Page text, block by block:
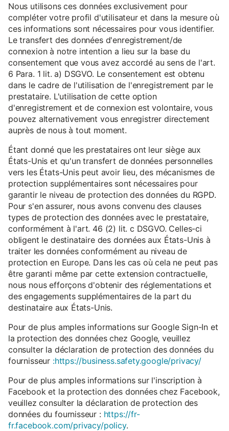
Nous utilisons ces données exclusivement pour
compléter votre profil d'utilisateur et dans la mesure où
ces informations sont nécessaires pour vous identifier.
Le transfert des données d'enregistrement/de
connexion à notre intention a lieu sur la base du
consentement que vous avez accordé au sens de l'art.
6 Para. 1 lit. a) DSGVO. Le consentement est obtenu
dans le cadre de l'utilisation de l'enregistrement par le
prestataire. L'utilisation de cette option
d'enregistrement et de connexion est volontaire, vous
pouvez alternativement vous enregistrer directement
auprès de nous à tout moment.
Étant donné que les prestataires ont leur siège aux
États-Unis et qu'un transfert de données personnelles
vers les États-Unis peut avoir lieu, des mécanismes de
protection supplémentaires sont nécessaires pour
garantir le niveau de protection des données du RGPD.
Pour s'en assurer, nous avons convenu des clauses
types de protection des données avec le prestataire,
conformément à l'art. 46 (2) lit. c DSGVO. Celles-ci
obligent le destinataire des données aux États-Unis à
traiter les données conformément au niveau de
protection en Europe. Dans les cas où cela ne peut pas
être garanti même par cette extension contractuelle,
nous nous efforçons d'obtenir des réglementations et
des engagements supplémentaires de la part du
destinataire aux États-Unis.
Pour de plus amples informations sur Google Sign-In et
la protection des données chez Google, veuillez
consulter la déclaration de protection des données du
fournisseur :https://business.safety.google/privacy/
Pour de plus amples informations sur l'inscription à
Facebook et la protection des données chez Facebook,
veuillez consulter la déclaration de protection des
données du fournisseur : https://fr-
fr.facebook.com/privacy/policy.